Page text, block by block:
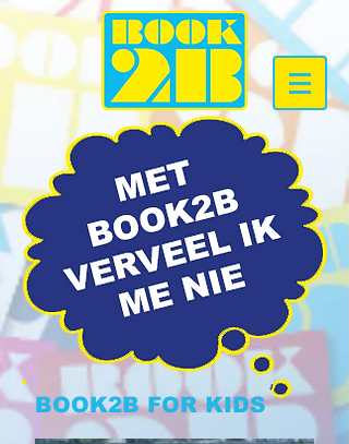
BOOK2B FOR KIDS